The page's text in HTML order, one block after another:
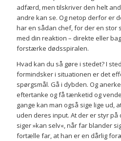
adfærd, men tilskriver den helt
andre kan se. Og netop derfor er
har en sådan chef, for der en stor
med din reaktion – direkte eller
forstærke dødsspiralen.
Hvad kan du så gøre i stedet? I
formindsker i situationen er det
spørgsmål. Gå i dybden. Og
eftertanke og få tænketid og
gange kan man også sige lige ud,
uden deres input. At der er styr på
siger »kan selv«, når far blander
fortælle far, at han er en dårlig